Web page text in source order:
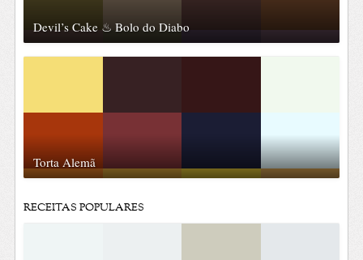
Devil’s Cake ♨ Bolo do Diabo
Torta Alemã
RECEITAS POPULARES